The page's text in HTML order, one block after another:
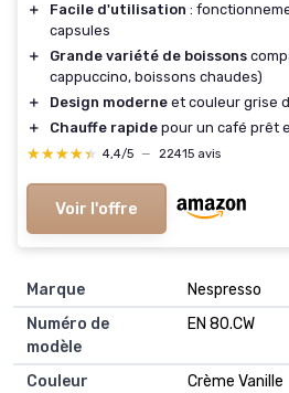
＋
Facile d'utilisation :
capsules
＋
Grande variété de boissons
cappuccino, boissons chaudes)
＋
Design moderne et couleur grise
＋
Chauffe rapide pour un café prêt
★★★★★
★★★★★ 4,4/5 — 22415 avis
Voir l'offre
Marque
‎Nespresso
Numéro de
modèle
‎EN 80.CW
Couleur ‎Crème Vanille